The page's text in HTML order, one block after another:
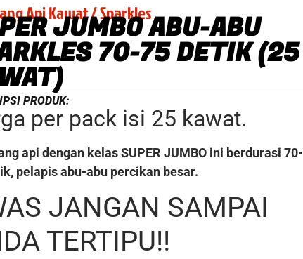
Api Kawat / Sparkles
JUMBO ABU-ABU
70-75 DETIK (25
PRODUK:
per pack isi 25 kawat.
api dengan kelas SUPER JUMBO ini berdurasi 70-
pelapis abu-abu percikan besar.
JANGAN SAMPAI
TERTIPU!!